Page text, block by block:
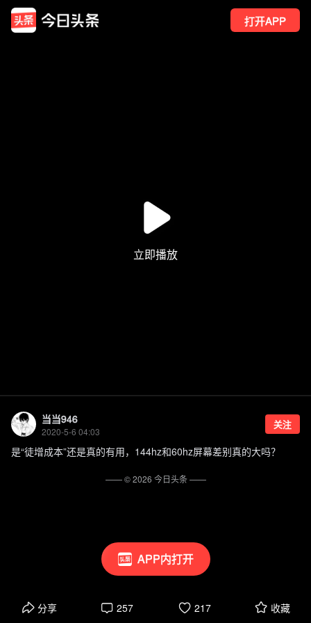
打开APP
APP内打开
当当946
2020-5-6 04:03
关注
是“徒增成本”还是真的有用，144hz和60hz屏幕差别真的大吗？
分享 257 217 收藏
—— ©2026 今日头条——